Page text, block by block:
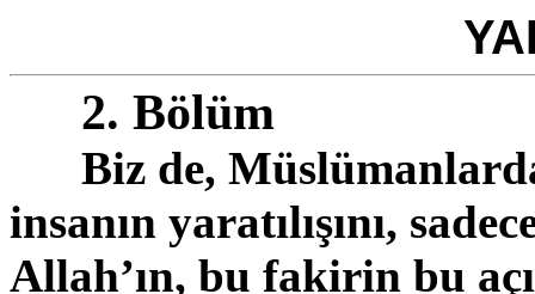
2. Bölüm
Biz de,
insanın yaratılışını,
Allah’ın, bu fakirin bu